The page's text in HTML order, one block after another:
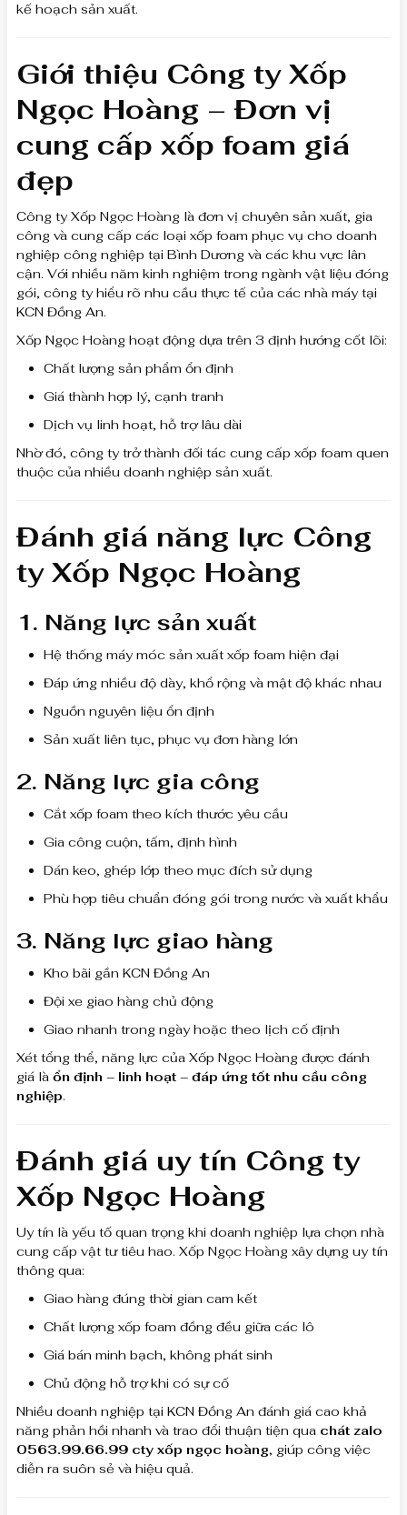
kế hoạch sản xuất.
Giới thiệu Công ty Xốp
Ngọc Hoàng – Đơn vị
cung cấp xốp foam giá
đẹp
Công ty Xốp Ngọc Hoàng là đơn vị chuyên sản xuất, gia
công và cung cấp các loại xốp foam phục vụ cho doanh
nghiệp công nghiệp tại Bình Dương và các khu vực lân
cận. Với nhiều năm kinh nghiệm trong ngành vật liệu đóng
gói, công ty hiểu rõ nhu cầu thực tế của các nhà máy tại
KCN Đồng An.
Xốp Ngọc Hoàng hoạt động dựa trên 3 định hướng cốt lõi:
Chất lượng sản phẩm ổn định
Giá thành hợp lý, cạnh tranh
Dịch vụ linh hoạt, hỗ trợ lâu dài
Nhờ đó, công ty trở thành đối tác cung cấp xốp foam quen
thuộc của nhiều doanh nghiệp sản xuất.
Đánh giá năng lực Công
ty Xốp Ngọc Hoàng
1. Năng lực sản xuất
Hệ thống máy móc sản xuất xốp foam hiện đại
Đáp ứng nhiều độ dày, khổ rộng và mật độ khác nhau
Nguồn nguyên liệu ổn định
Sản xuất liên tục, phục vụ đơn hàng lớn
2. Năng lực gia công
Cắt xốp foam theo kích thước yêu cầu
Gia công cuộn, tấm, định hình
Dán keo, ghép lớp theo mục đích sử dụng
Phù hợp tiêu chuẩn đóng gói trong nước và xuất khẩu
3. Năng lực giao hàng
Kho bãi gần KCN Đồng An
Đội xe giao hàng chủ động
Giao nhanh trong ngày hoặc theo lịch cố định
Xét tổng thể, năng lực của Xốp Ngọc Hoàng được đánh
giá là ổn định – linh hoạt – đáp ứng tốt nhu cầu công
nghiệp.
Đánh giá uy tín Công ty
Xốp Ngọc Hoàng
Uy tín là yếu tố quan trọng khi doanh nghiệp lựa chọn nhà
cung cấp vật tư tiêu hao. Xốp Ngọc Hoàng xây dựng uy tín
thông qua:
Giao hàng đúng thời gian cam kết
Chất lượng xốp foam đồng đều giữa các lô
Giá bán minh bạch, không phát sinh
Chủ động hỗ trợ khi có sự cố
Nhiều doanh nghiệp tại KCN Đồng An đánh giá cao khả
năng phản hồi nhanh và trao đổi thuận tiện qua chát zalo
0563.99.66.99 cty xốp ngọc hoàng, giúp công việc
diễn ra suôn sẻ và hiệu quả.